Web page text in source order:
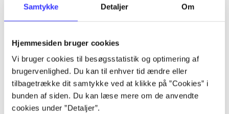
Samtykke Detaljer Om
Hjemmesiden bruger cookies
Vi bruger cookies til besøgsstatistik og optimering af
brugervenlighed. Du kan til enhver tid ændre eller
tilbagetrække dit samtykke ved at klikke på ”Cookies” i
bunden af siden. Du kan læse mere om de anvendte
cookies under ”Detaljer”.
...
...
...